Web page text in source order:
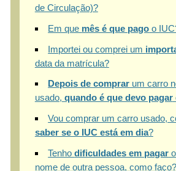
de Circulação)?
Em que mês é que pago o
Importei ou comprei um
data da matrícula?
Depois de comprar um carro
usado, quando é que devo pagar
Vou comprar um carro usado,
saber se o IUC está em dia?
Tenhodificuldades em pagar
nome de outra pessoa, como faço?